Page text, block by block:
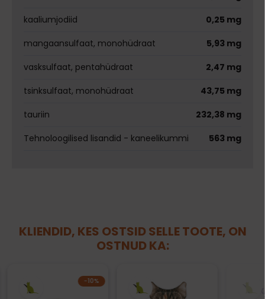
kaaliumjodiid
0,25 mg
mangaansulfaat, monohüdraat
5,93 mg
vasksulfaat, pentahüdraat
2,47 mg
tsinksulfaat, monohüdraat
43,75 mg
tauriin
232,38 mg
Tehnoloogilised lisandid - kaneelikummi
563 mg
KLIENDID, KES OSTSID SELLE TOOTE, ON
OSTNUD KA:
−10%